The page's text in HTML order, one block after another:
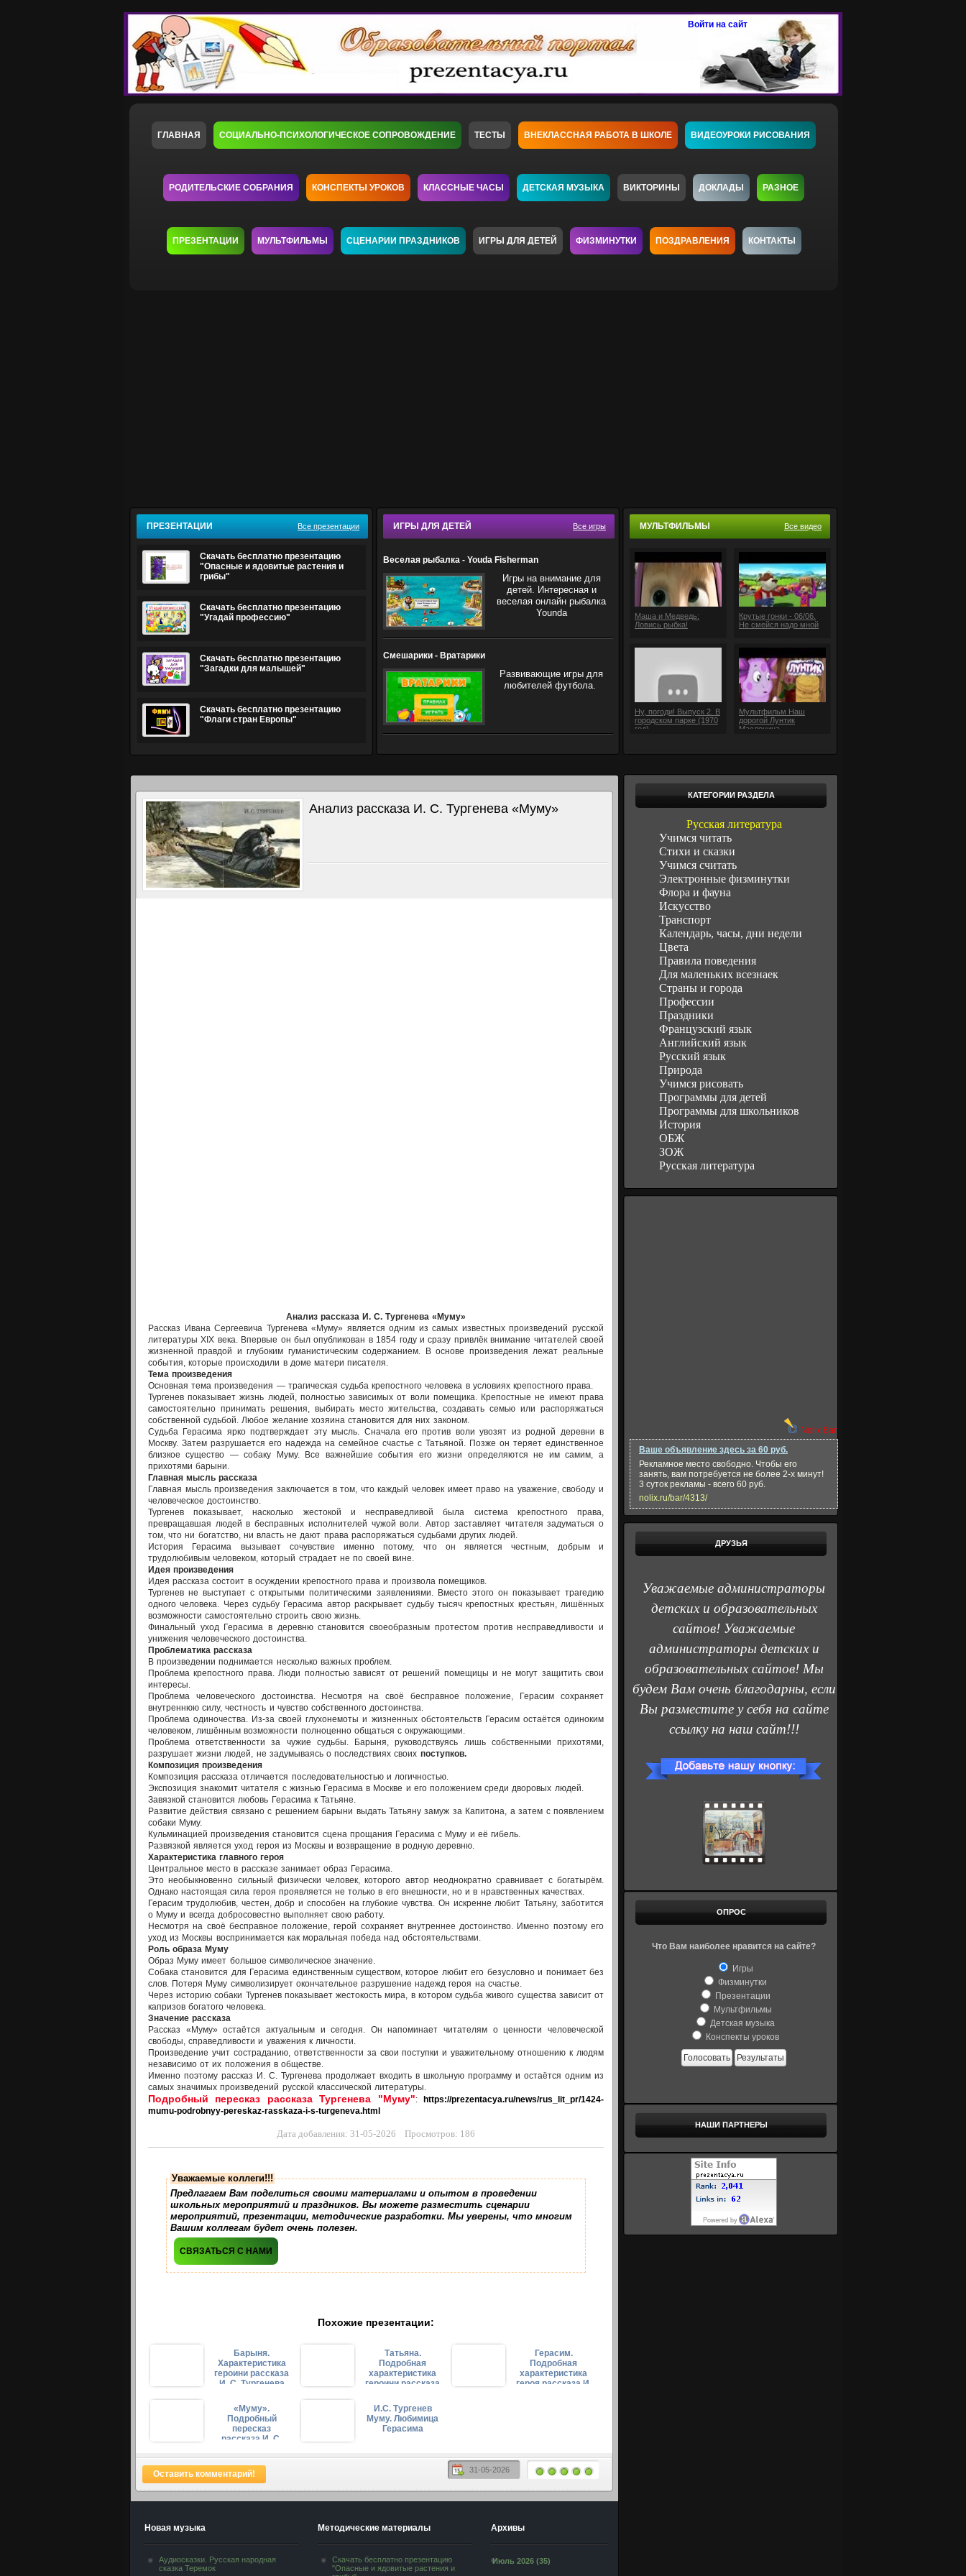
Войти на сайт
ГЛАВНАЯ СОЦИАЛЬНО-ПСИХОЛОГИЧЕСКОЕ СОПРОВОЖДЕНИЕ ТЕСТЫ ВНЕКЛАССНАЯ РАБОТА В ШКОЛЕ ВИДЕОУРОКИ РИСОВАНИЯ
РОДИТЕЛЬСКИЕ СОБРАНИЯ КОНСПЕКТЫ УРОКОВ КЛАССНЫЕ ЧАСЫ ДЕТСКАЯ МУЗЫКА ВИКТОРИНЫ ДОКЛАДЫ РАЗНОЕ
ПРЕЗЕНТАЦИИ МУЛЬТФИЛЬМЫ СЦЕНАРИИ ПРАЗДНИКОВ ИГРЫ ДЛЯ ДЕТЕЙ ФИЗМИНУТКИ ПОЗДРАВЛЕНИЯ КОНТАКТЫ
ПРЕЗЕНТАЦИИ Все презентации
Скачать бесплатно презентацию
"Опасные и ядовитые растения и
грибы"
Скачать бесплатно презентацию
"Угадай профессию"
Скачать бесплатно презентацию
"Загадки для малышей"
Скачать бесплатно презентацию
"Флаги стран Европы"
ИГРЫ ДЛЯ ДЕТЕЙ Все игры
Веселая рыбалка - Youda Fisherman
Игры на внимание для
детей. Интересная и
веселая онлайн рыбалка
Younda
Смешарики - Вратарики
Развивающие игры для
любителей футбола.
МУЛЬТФИЛЬМЫ Все видео
Маша и Медведь:
Ловись рыбка!
Крутые гонки - 06/06.
Не смейся надо мной
Ну, погоди! Выпуск 2. В
городском парке (1970
год)
Мультфильм Наш
дорогой Лунтик
Масленица
Анализ рассказа И. С. Тургенева «Муму»
Анализ рассказа И. С. Тургенева «Муму»
Рассказ Ивана Сергеевича Тургенева «Муму» является одним из самых известных произведений русской
литературы XIX века. Впервые он был опубликован в 1854 году и сразу привлёк внимание читателей своей
жизненной правдой и глубоким гуманистическим содержанием. В основе произведения лежат реальные
события, которые происходили в доме матери писателя.
Тема произведения
Основная тема произведения — трагическая судьба крепостного человека в условиях крепостного права.
Тургенев показывает жизнь людей, полностью зависимых от воли помещика. Крепостные не имеют права
самостоятельно принимать решения, выбирать место жительства, создавать семью или распоряжаться
собственной судьбой. Любое желание хозяина становится для них законом.
Судьба Герасима ярко подтверждает эту мысль. Сначала его против воли увозят из родной деревни в
Москву. Затем разрушается его надежда на семейное счастье с Татьяной. Позже он теряет единственное
близкое существо — собаку Муму. Все важнейшие события его жизни определяются не им самим, а
прихотями барыни.
Главная мысль рассказа
Главная мысль произведения заключается в том, что каждый человек имеет право на уважение, свободу и
человеческое достоинство.
Тургенев показывает, насколько жестокой и несправедливой была система крепостного права,
превращавшая людей в бесправных исполнителей чужой воли. Автор заставляет читателя задуматься о
том, что ни богатство, ни власть не дают права распоряжаться судьбами других людей.
История Герасима вызывает сочувствие именно потому, что он является честным, добрым и
трудолюбивым человеком, который страдает не по своей вине.
Идея произведения
Идея рассказа состоит в осуждении крепостного права и произвола помещиков.
Тургенев не выступает с открытыми политическими заявлениями. Вместо этого он показывает трагедию
одного человека. Через судьбу Герасима автор раскрывает судьбу тысяч крепостных крестьян, лишённых
возможности самостоятельно строить свою жизнь.
Финальный уход Герасима в деревню становится своеобразным протестом против несправедливости и
унижения человеческого достоинства.
Проблематика рассказа
В произведении поднимается несколько важных проблем.
Проблема крепостного права. Люди полностью зависят от решений помещицы и не могут защитить свои
интересы.
Проблема человеческого достоинства. Несмотря на своё бесправное положение, Герасим сохраняет
внутреннюю силу, честность и чувство собственного достоинства.
Проблема одиночества. Из-за своей глухонемоты и жизненных обстоятельств Герасим остаётся одиноким
человеком, лишённым возможности полноценно общаться с окружающими.
Проблема ответственности за чужие судьбы. Барыня, руководствуясь лишь собственными прихотями,
разрушает жизни людей, не задумываясь о последствиях своих поступков.
Композиция произведения
Композиция рассказа отличается последовательностью и логичностью.
Экспозиция знакомит читателя с жизнью Герасима в Москве и его положением среди дворовых людей.
Завязкой становится любовь Герасима к Татьяне.
Развитие действия связано с решением барыни выдать Татьяну замуж за Капитона, а затем с появлением
собаки Муму.
Кульминацией произведения становится сцена прощания Герасима с Муму и её гибель.
Развязкой является уход героя из Москвы и возвращение в родную деревню.
Характеристика главного героя
Центральное место в рассказе занимает образ Герасима.
Это необыкновенно сильный физически человек, которого автор неоднократно сравнивает с богатырём.
Однако настоящая сила героя проявляется не только в его внешности, но и в нравственных качествах.
Герасим трудолюбив, честен, добр и способен на глубокие чувства. Он искренне любит Татьяну, заботится
о Муму и всегда добросовестно выполняет свою работу.
Несмотря на своё бесправное положение, герой сохраняет внутреннее достоинство. Именно поэтому его
уход из Москвы воспринимается как моральная победа над обстоятельствами.
Роль образа Муму
Образ Муму имеет большое символическое значение.
Собака становится для Герасима единственным существом, которое любит его безусловно и понимает без
слов. Потеря Муму символизирует окончательное разрушение надежд героя на счастье.
Через историю собаки Тургенев показывает жестокость мира, в котором судьба живого существа зависит от
капризов богатого человека.
Значение рассказа
Рассказ «Муму» остаётся актуальным и сегодня. Он напоминает читателям о ценности человеческой
свободы, справедливости и уважения к личности.
Произведение учит состраданию, ответственности за свои поступки и уважительному отношению к людям
независимо от их положения в обществе.
Именно поэтому рассказ И. С. Тургенева продолжает входить в школьную программу и остаётся одним из
самых значимых произведений русской классической литературы.
Подробный пересказ рассказа Тургенева "Муму":
https://prezentacya.ru/news/rus_lit_pr/1424-
mumu-podrobnyy-pereskaz-rasskaza-i-s-turgeneva.html
Дата добавления: 31-05-2026 Просмотров: 186
Уважаемые коллеги!!!
Предлагаем Вам поделиться своими материалами и опытом в проведении
школьных мероприятий и праздников. Вы можете разместить сценарии
мероприятий, презентации, методические разработки. Мы уверены, что многим
Вашим коллегам будет очень полезен.
СВЯЗАТЬСЯ С НАМИ
Похожие презентации:
Барыня.
Характеристика
героини рассказа
И. С. Тургенева
Татьяна.
Подробная
характеристика
героини рассказа
«Муму»
Герасим.
Подробная
характеристика
героя рассказа И.
«Муму».
Подробный
пересказ
рассказа И. С.
И.С. Тургенев
Муму. Любимица
Герасима
Оставить комментарий! 31-05-2026
Новая музыка
Аудиосказки. Русская народная
сказка Теремок
Методические материалы
Скачать бесплатно презентацию
"Опасные и ядовитые растения и
Архивы
Июль 2026 (35)
КАТЕГОРИИ РАЗДЕЛА
Русская литература
Учимся читать
Стихи и сказки
Учимся считать
Электронные физминутки
Флора и фауна
Искусство
Транспорт
Календарь, часы, дни недели
Цвета
Правила поведения
Для маленьких всезнаек
Страны и города
Профессии
Праздники
Французский язык
Английский язык
Русский язык
Природа
Учимся рисовать
Программы для детей
Программы для школьников
История
ОБЖ
ЗОЖ
Русская литература
Nolix Bar
Ваше объявление здесь за 60 руб.
Рекламное место свободно. Чтобы его
занять, вам потребуется не более 2-х минут!
3 суток рекламы - всего 60 руб.
nolix.ru/bar/4313/
ДРУЗЬЯ
Уважаемые администраторы
детских и образовательных
сайтов! Уважаемые
администраторы детских и
образовательных сайтов! Мы
будем Вам очень благодарны, если
Вы разместите у себя на сайте
ссылку на наш сайт!!!
ОПРОС
Что Вам наиболее нравится на сайте?
Игры
Физминутки
Презентации
Мультфильмы
Детская музыка
Конспекты уроков
Голосовать Результаты
НАШИ ПАРТНЕРЫ